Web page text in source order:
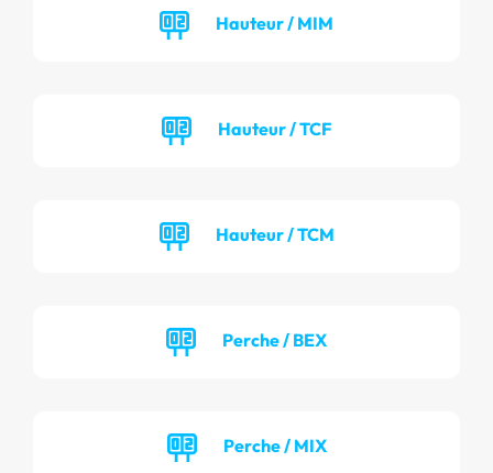
Hauteur / MIM
Hauteur / TCF
Hauteur / TCM
Perche / BEX
Perche / MIX